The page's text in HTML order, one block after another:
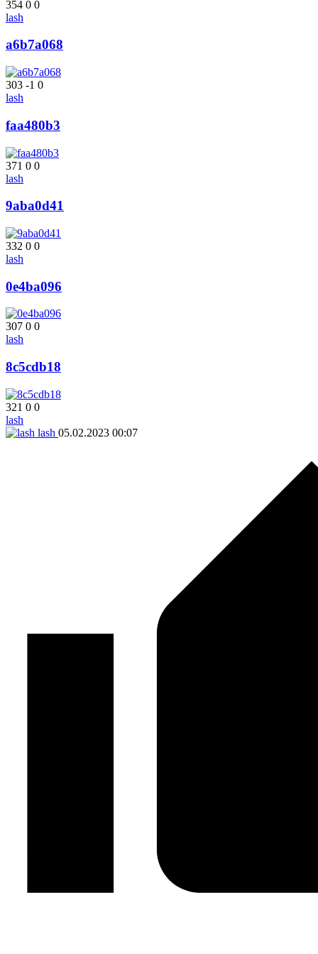
354 0 0
lash
a6b7a068
303 -1 0
lash
faa480b3
371 0 0
lash
9aba0d41
332 0 0
lash
0e4ba096
307 0 0
lash
8c5cdb18
321 0 0
lash
lash 05.02.2023 00:07